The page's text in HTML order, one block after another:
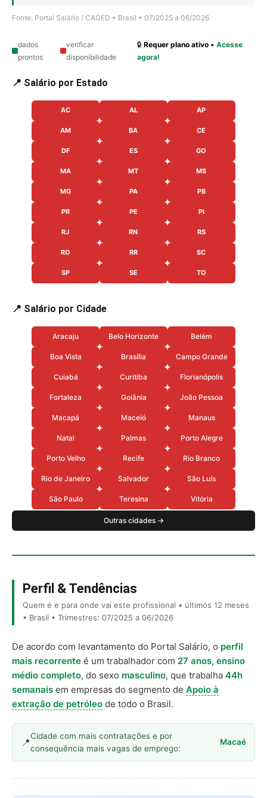
Fonte: Portal Salário / CAGED • Brasil • 07/2025 a 06/2026
dados
prontos
verificar
disponibilidade
🔒Requer plano ativo •Acesse
agora!
📍 Salário por Estado
AC AL AP
AM BA CE
DF ES GO
MA MT MS
MG PA PB
PR PE PI
RJ RN RS
RO RR SC
SP SE TO
📍 Salário por Cidade
Aracaju Belo Horizonte Belém
Boa Vista Brasília Campo Grande
Cuiabá Curitiba Florianópolis
Fortaleza Goiânia João Pessoa
Macapá Maceió Manaus
Natal Palmas Porto Alegre
Porto Velho Recife Rio Branco
Rio de Janeiro Salvador São Luís
São Paulo Teresina Vitória
Outras cidades →
Perfil & Tendências
Quem é e para onde vai este profissional • últimos 12 meses
• Brasil • Trimestres: 07/2025 a 06/2026
De acordo com levantamento do Portal Salário, o perfil
mais recorrente é um trabalhador com 27 anos, ensino
médio completo, do sexo masculino, que trabalha 44h
semanais em empresas do segmento de Apoio à
extração de petróleo de todo o Brasil.
Cidade com mais contratações e por
consequência mais vagas de emprego:
Macaé